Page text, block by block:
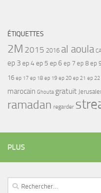
ÉTIQUETTES
2M 2015 2016 al aoula
ep 3ep 4ep 5 ep 6 ep 7 ep 8 ep
16 ep 17 ep 18 ep 19 ep 20 ep 21 ep 22
marocain Ghouta gratuit
ramadan regarder
PLUS
Rechercher :